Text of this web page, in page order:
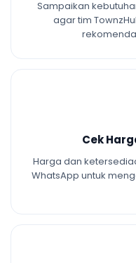
Sampaikan
agar tim
Cek
Harga dan
WhatsApp untuk